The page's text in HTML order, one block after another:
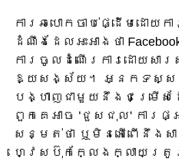
ការ​ឆបោក​ចាប់​ផ្ដើម​ដោយ​
ដំណឹង​ដែល​អះអាង​ថា
ការ​ចូល​ដំណើរការ​ដោយ​ស
ឱ្យ​សង្ស័យ។ អ្នកទស្សន
បង្ហាញជាមួយនឹងជម្រើស
ពួកគេអាច 'ជួសជុល' ការផ្អ
សន្មត់ថា ឬមិនអើពើនឹងសា
ហ្វេសប៊ុកក្លែងក្លាយត្រូ